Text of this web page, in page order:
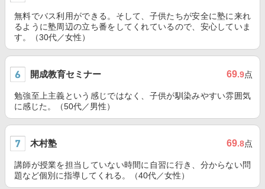
無料でバス利用ができる。そして、子供たちが安全に塾に来れ
るように塾周辺の立ち番をしてくれているので、安心していま
す。（30代／女性）
開成教育セミナー 69.9点
勉強至上主義という感じではなく、子供が馴染みやすい雰囲気
に感じた。（50代／男性）
木村塾 69.8点
講師が授業を担当していない時間に自習に行き、分からない問
題など個別に指導してくれる。（40代／女性）